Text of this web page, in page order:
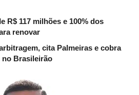
R$ 117 milhões e 100% dos
renovar
cita Palmeiras e cobra
Brasileirão